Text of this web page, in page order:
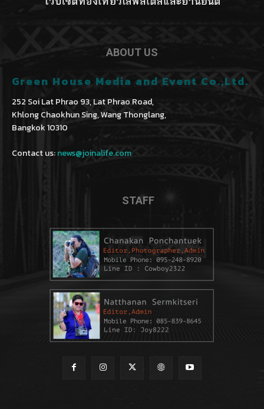
ABOUT US
Green House Media and Event Co.,Ltd.
252 Soi Lat Phrao 93, Lat Phrao Road,
Khlong Chaokhun Sing, Wang Thonglang,
Bangkok 10310
Contact us:news@joinalife.com
STAFF